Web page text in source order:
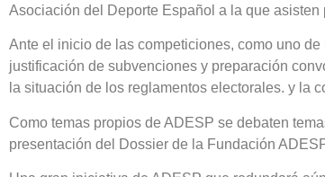
Asociación del Deporte Español a la que
Ante el inicio de las competiciones, como uno
justificación de subvenciones y preparación
la situación de los reglamentos electorales. y la
Como temas propios de ADESP se debaten
presentación del Dossier de la Fundación